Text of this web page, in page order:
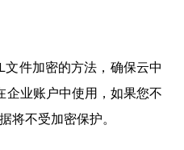
文件加密的方法，确保云中
企业账户中使用，如果您不
将不受加密保护。